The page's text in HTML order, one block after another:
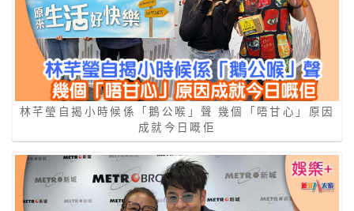
林芊瑩自揭小時候係「鵝公喉」聲 幾個「唔甘心」原因
成就今日嘅佢